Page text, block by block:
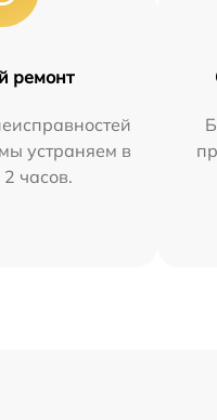
ремонт
устраняем в
часов.